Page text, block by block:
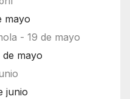
mayo
- 19 de mayo
mayo
junio